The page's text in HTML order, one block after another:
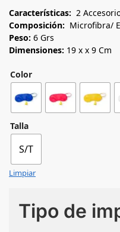
Características: 2
Composición: Microfibra/
Peso: 6 Grs
Dimensiones: 19 x x 9 Cm
Color
Talla
S/T
Limpiar
Tipo de